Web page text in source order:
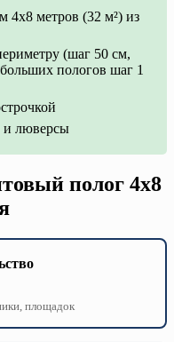
4х8 метров (32 м²) из
(шаг 50 см,
пологов шаг 1
и люверсы
полог 4х8
площадок